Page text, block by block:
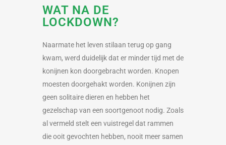
WAT NA DE
LOCKDOWN?
Naarmate het leven stilaan terug op gang
kwam, werd duidelijk dat er minder tijd met de
konijnen kon doorgebracht worden. Knopen
moesten doorgehakt worden. Konijnen zijn
geen solitaire dieren en hebben het
gezelschap van een soortgenoot nodig. Zoals
al vermeld stelt een vuistregel dat rammen
die ooit gevochten hebben, nooit meer samen